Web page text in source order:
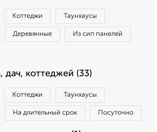
Коттеджи Таунхаусы
Деревянные Из сип панелей
дач, коттеджей (33)
Коттеджи Таунхаусы
На длительный срок Посуточно